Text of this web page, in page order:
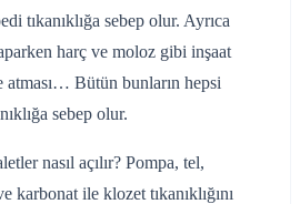
tıkanıklığa sebep olur. Ayrıca
harç ve moloz gibi inşaat
atması… Bütün bunların hepsi
sebep olur.
nasıl açılır? Pompa, tel,
karbonat ile klozet tıkanıklığını